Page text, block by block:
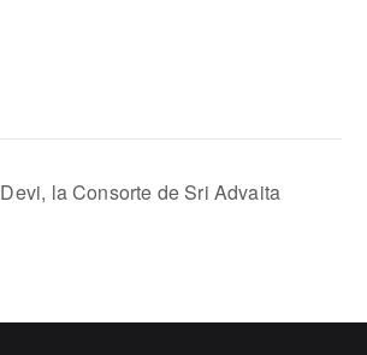
la Consorte de Sri Advaita